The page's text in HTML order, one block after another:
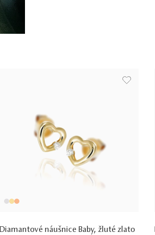
Diamantové náušnice Baby, žluté zlato